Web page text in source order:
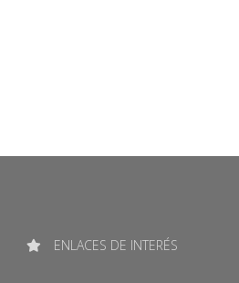
ENLACES DE INTERÉS